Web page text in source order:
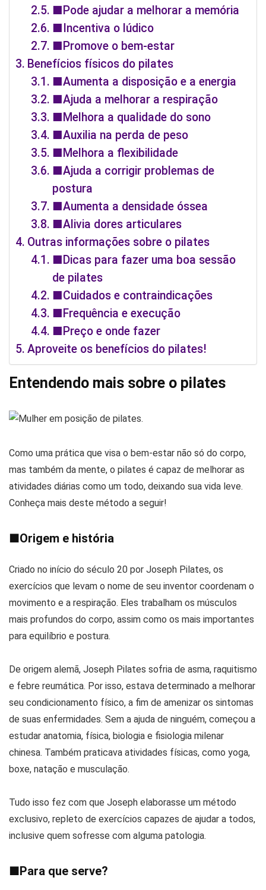
■Pode ajudar a melhorar a memória
■Incentiva o lúdico
■Promove o bem-estar
Benefícios físicos do pilates
■Aumenta a disposição e a energia
■Ajuda a melhorar a respiração
■Melhora a qualidade do sono
■Auxilia na perda de peso
■Melhora a flexibilidade
■Ajuda a corrigir problemas de
postura
■Aumenta a densidade óssea
■Alivia dores articulares
Outras informações sobre o pilates
■Dicas para fazer uma boa sessão
de pilates
■Cuidados e contraindicações
■Frequência e execução
■Preço e onde fazer
Aproveite os benefícios do pilates!
Entendendo mais sobre o pilates
Como uma prática que visa o bem-estar não só do corpo,
mas também da mente, o pilates é capaz de melhorar as
atividades diárias como um todo, deixando sua vida leve.
Conheça mais deste método a seguir!
■Origem e história
Criado no início do século 20 por Joseph Pilates, os
exercícios que levam o nome de seu inventor coordenam o
movimento e a respiração. Eles trabalham os músculos
mais profundos do corpo, assim como os mais importantes
para equilíbrio e postura.
De origem alemã, Joseph Pilates sofria de asma, raquitismo
e febre reumática. Por isso, estava determinado a melhorar
seu condicionamento físico, a fim de amenizar os sintomas
de suas enfermidades. Sem a ajuda de ninguém, começou a
estudar anatomia, física, biologia e fisiologia milenar
chinesa. Também praticava atividades físicas, como yoga,
boxe, natação e musculação.
Tudo isso fez com que Joseph elaborasse um método
exclusivo, repleto de exercícios capazes de ajudar a todos,
inclusive quem sofresse com alguma patologia.
■Para que serve?